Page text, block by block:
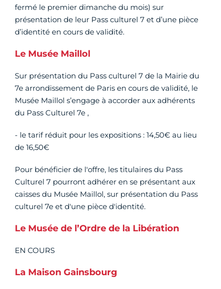
fermé le premier dimanche du mois) sur
présentation de leur Pass culturel 7 et d’une pièce
d’identité en cours de validité.
Le Musée Maillol
Sur présentation du Pass culturel 7 de la Mairie du
7e arrondissement de Paris en cours de validité, le
Musée Maillol s’engage à accorder aux adhérents
du Pass Culturel 7e ,
- le tarif réduit pour les expositions : 14,50€ au lieu
de 16,50€
Pour bénéficier de l'offre, les titulaires du Pass
Culturel 7 pourront adhérer en se présentant aux
caisses du Musée Maillol, sur présentation du Pass
culturel 7e et d'une pièce d'identité.
Le Musée de l’Ordre de la Libération
EN COURS
La Maison Gainsbourg